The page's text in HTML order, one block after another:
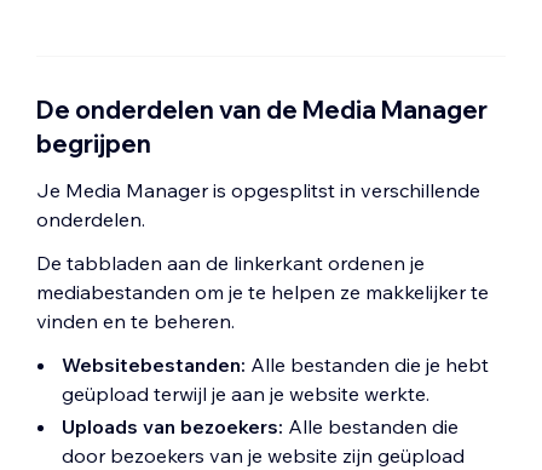
De onderdelen van de Media Manager
begrijpen
Je Media Manager is opgesplitst in verschillende
onderdelen.
De tabbladen aan de linkerkant ordenen je
mediabestanden om je te helpen ze makkelijker te
vinden en te beheren.
Websitebestanden: Alle bestanden die je hebt
geüpload terwijl je aan je website werkte.
Uploads van bezoekers: Alle bestanden die
door bezoekers van je website zijn geüpload